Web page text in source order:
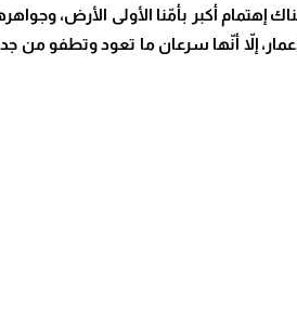
أكبر بأمّنا الأولى الأرض،
إلاّ أنّها سرعان ما تعود وتطفو